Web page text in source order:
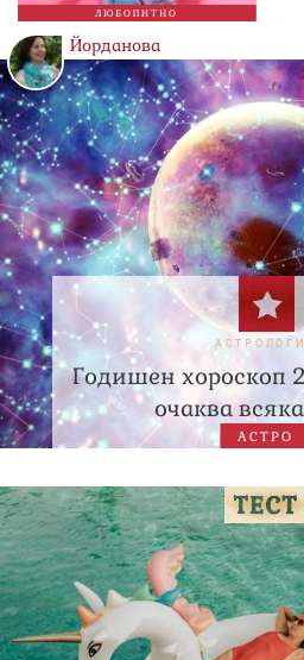
ЛЮБОПИТНО
Йорданова
Годишен хороскоп
очаква
АСТРО